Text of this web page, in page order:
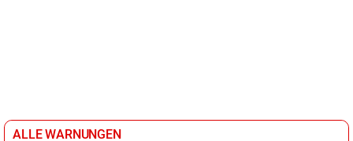
ALLE WARNUNGEN